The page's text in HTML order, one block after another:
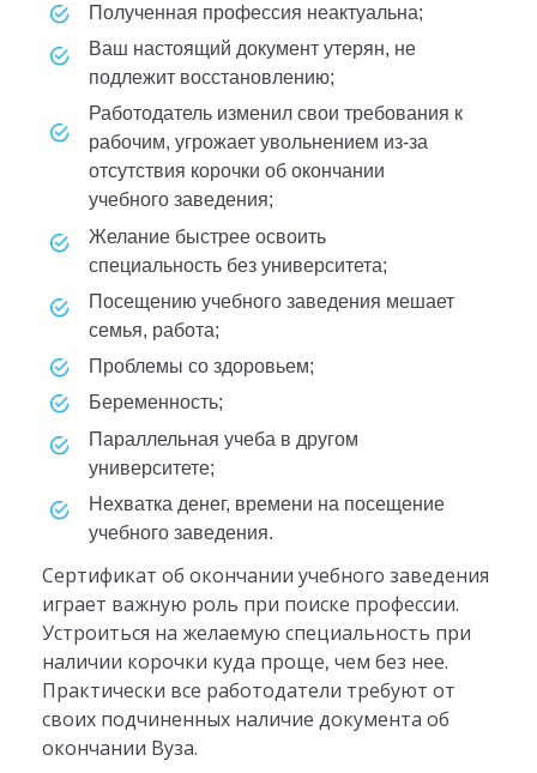
полученная профессия неактуальна;
ваш настоящий документ утерян, не
подлежит восстановлению;
работодатель изменил свои требования к
рабочим, угрожает увольнением из-за
отсутствия корочки об окончании
учебного заведения;
желание быстрее освоить
специальность без университета;
посещению учебного заведения мешает
семья, работа;
проблемы со здоровьем;
беременность;
параллельная учеба в другом
университете;
нехватка денег, времени на посещение
учебного заведения.
Сертификат об окончании учебного заведения
играет важную роль при поиске профессии.
Устроиться на желаемую специальность при
наличии корочки куда проще, чем без нее.
Практически все работодатели требуют от
своих подчиненных наличие документа об
окончании Вуза.